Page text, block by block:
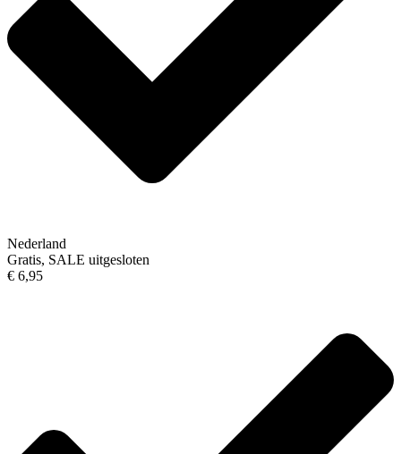
Nederland
Gratis, SALE uitgesloten
€ 6,95